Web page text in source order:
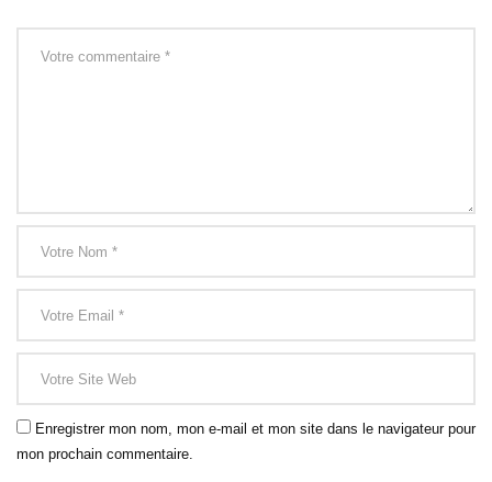
Enregistrer mon nom, mon e-mail et mon site dans le navigateur pour
mon prochain commentaire.